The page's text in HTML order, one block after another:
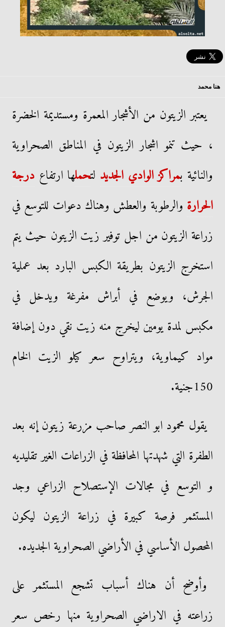
هنا محمد
يعتبر الزيتون من الأشجار المعمرة ومستديمة الخضرة
، حيث تنمو اشجار الزيتون في المناطق الصحراوية
والنائية بمراكز الوادي الجديد لتحملها ارتفاع درجة
الحرارة والرطوبة والعطش وهناك دعوات للتوسع في
زراعة الزيتون من اجل توفير زيت الزيتون حيث يتم
استخرج الزيتون بطريقة الكبس البارد بعد عملية
الجرش، ويوضع في أبراش مفرغة ويدخل في
مكبس لمدة يومين ليخرج منه زيت نقي دون إضافة
مواد كيماوية، ويتراوح سعر كيلو الزيت الخام
150جنية.
يقول محمود ابو النصر صاحب مزرعة زيتون إنه بعد
الطفرة التي شهدتها المحافظة في الزراعات الغير تقليديه
و التوسع في مجالات الإستصلاح الزراعي وجد
المستثمر فرصة كبيرة في زراعة الزيتون ليكون
المحصول الأساسي في الأراضي الصحراوية الجديده.
وأوضح أن هناك أسباب تشجع المستثمر على
زراعته في الاراضي الصحراوية منها رخص سعر